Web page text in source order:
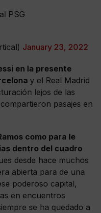
PSG
January 23, 2022
en la presente
y el Real Madrid
lejos de las
pasajes en
como para le
dentro del cuadro
desde hace muchos
abierta para de una
poderoso capital,
en encuentros
se ha quedado a